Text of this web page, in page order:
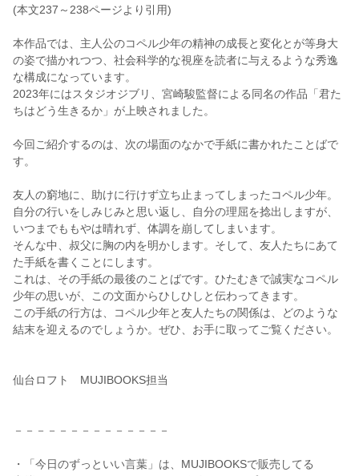
(本文237～238ページより引用)
本作品では、主人公のコペル少年の精神の成長と変化とが等身大
の姿で描かれつつ、社会科学的な視座を読者に与えるような秀逸
な構成になっています。
2023年にはスタジオジブリ、宮崎駿監督による同名の作品「君た
ちはどう生きるか」が上映されました。
今回ご紹介するのは、次の場面のなかで手紙に書かれたことばで
す。
友人の窮地に、助けに行けず立ち止まってしまったコペル少年。
自分の行いをしみじみと思い返し、自分の理屈を捻出しますが、
いつまでももやは晴れず、体調を崩してしまいます。
そんな中、叔父に胸の内を明かします。そして、友人たちにあて
た手紙を書くことにします。
これは、その手紙の最後のことばです。ひたむきで誠実なコペル
少年の思いが、この文面からひしひしと伝わってきます。
この手紙の行方は、コペル少年と友人たちの関係は、どのような
結末を迎えるのでしょうか。ぜひ、お手に取ってご覧ください。
仙台ロフト MUJIBOOKS担当
－－－－－－－－－－－－－－
・「今日のずっといい言葉」は、MUJIBOOKSで販売してる